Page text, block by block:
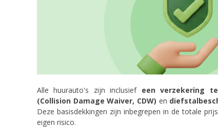
Alle huurauto's zijn inclusief een verzekering
(Collision Damage Waiver, CDW) en
Deze basisdekkingen zijn inbegrepen in de totale
eigen risico.